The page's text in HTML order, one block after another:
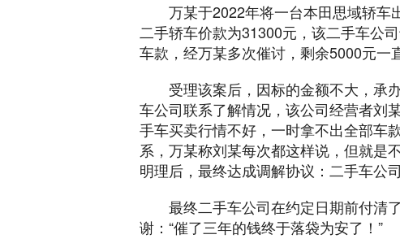
万某于2022年将一台本田思域轿车
二手轿车价款为31300元，该二手车公
车款，经万某多次催讨，剩余5000元一
受理该案后，因标的金额不大，承
车公司联系了解情况，该公司经营者刘
手车买卖行情不好，一时拿不出全部车
系，万某称刘某每次都这样说，但就是
明理后，最终达成调解协议：二手车公
最终二手车公司在约定日期前付清
谢：“催了三年的钱终于落袋为安了！”